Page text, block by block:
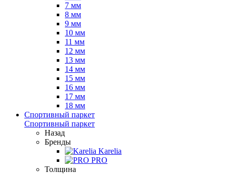
7 мм
8 мм
9 мм
10 мм
11 мм
12 мм
13 мм
14 мм
15 мм
16 мм
17 мм
18 мм
Спортивный паркет
Спортивный паркет
Назад
Бренды
Karelia
PRO
Толщина